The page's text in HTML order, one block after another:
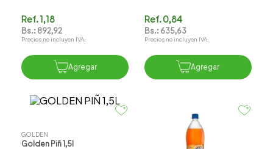
Ref.1,18
Bs.: 892,92
Precios no incluyen IVA.
Agregar
Ref.0,84
Bs.: 635,63
Precios no incluyen IVA.
Agregar
GOLDEN
Golden Piñ 1,5l